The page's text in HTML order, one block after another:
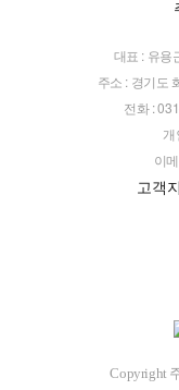
대표 : 유용
주소 : 경기도
전화 :
이
고객
Copyright